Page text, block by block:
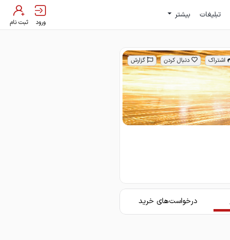
تبلیغات بیشتر
ورود ثبت نام
اشتراک دنبال کردن گزارش
درخواست‌های خرید